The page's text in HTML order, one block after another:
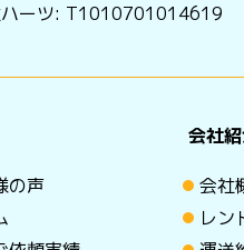
ハーツ: T1010701014619
の声
会社
会社
レン